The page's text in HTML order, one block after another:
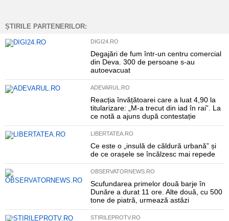
ȘTIRILE PARTENERILOR:
DIGI24.RO
Degajări de fum într-un centru comercial
din Deva. 300 de persoane s-au
autoevacuat
ADEVARUL.RO
Reacția învățătoarei care a luat 4,90 la
titularizare: „M-a trecut din iad în rai”. La
ce notă a ajuns după contestație
LIBERTATEA.RO
Ce este o „insulă de căldură urbană” și
de ce orașele se încălzesc mai repede
OBSERVATORNEWS.RO
Scufundarea primelor două barje în
Dunăre a durat 11 ore. Alte două, cu 500
tone de piatră, urmează astăzi
STIRILEPROTV.RO